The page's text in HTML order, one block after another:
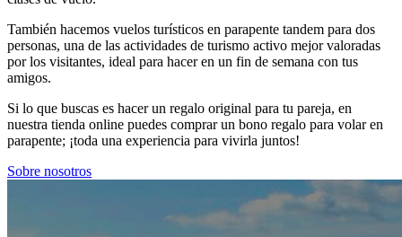
También hacemos vuelos turísticos en parapente tandem para dos
personas, una de las actividades de turismo activo mejor valoradas
por los visitantes, ideal para hacer en un fin de semana con tus
amigos.
Si lo que buscas es hacer un regalo original para tu pareja, en
nuestra tienda online puedes comprar un bono regalo para volar en
parapente; ¡toda una experiencia para vivirla juntos!
Sobre nosotros